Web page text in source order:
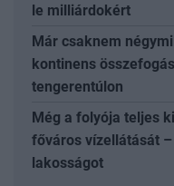
le milliárdokért
Már csaknem
kontinens
tengerentúlon
Még a folyója teljes
főváros vízellátását
lakosságot